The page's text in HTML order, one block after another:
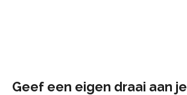
Geef een eigen draai aan je